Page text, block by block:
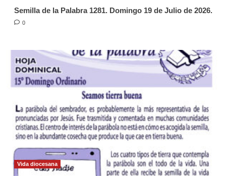
Semilla de la Palabra 1281. Domingo 19 de Julio de 2026.
0
Vida diocesana